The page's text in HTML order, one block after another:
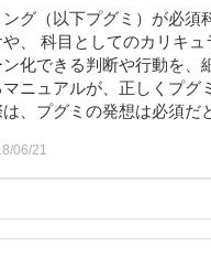
グ（以下プグミ）が必須
、 科目としてのカリキ
化できる判断や行動を、
ニュアルが、正しくプグ
、プグミの発想は必須だ
06/21